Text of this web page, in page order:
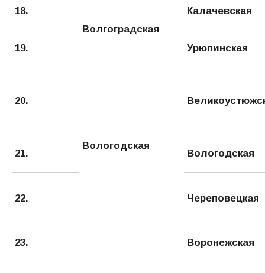
18.
Волгоградская
Калачевская
19. Урюпинская
20.
Вологодская
21. Вологодская
22. Череповецкая
23. Воронежская